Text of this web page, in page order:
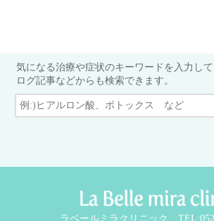
気になる治療や症状のキーワードを入力し
ログ記事などからも検索できます。
ラベールミラクリニック